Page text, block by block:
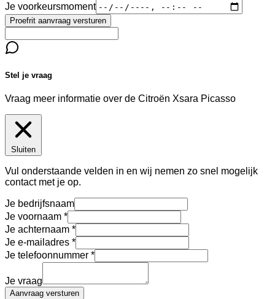
Je voorkeursmoment
Proefrit aanvraag versturen
Stel je vraag
Vraag meer informatie over de Citroën Xsara Picasso
Sluiten
Vul onderstaande velden in en wij nemen zo snel mogelijk
contact met je op.
Je bedrijfsnaam
Je voornaam
Je achternaam
Je e-mailadres
Je telefoonnummer
Je vraag
Aanvraag versturen